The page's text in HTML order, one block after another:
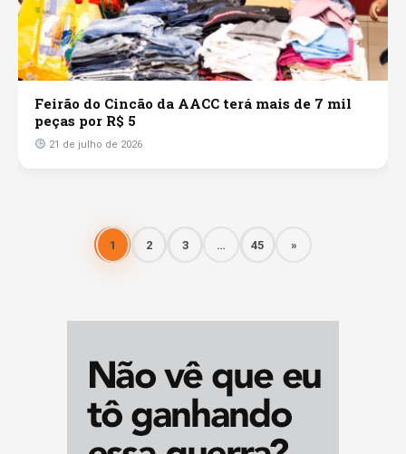
Feirão do Cincão da AACC terá mais de 7 mil
peças por R$ 5
21 de julho de 2026
1 2 3 … 45 »